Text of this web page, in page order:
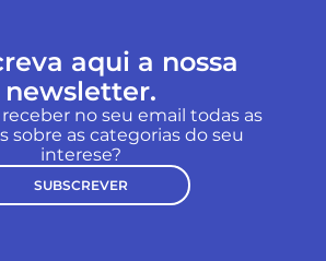
aqui a nossa
newsletter.
no seu email todas as
sobre as categorias do seu
interese?
SUBSCREVER